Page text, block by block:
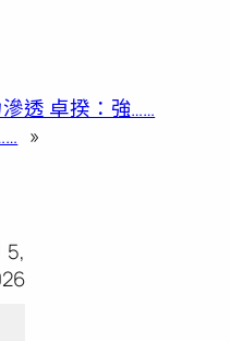
透 卓揆：強……
»
5,